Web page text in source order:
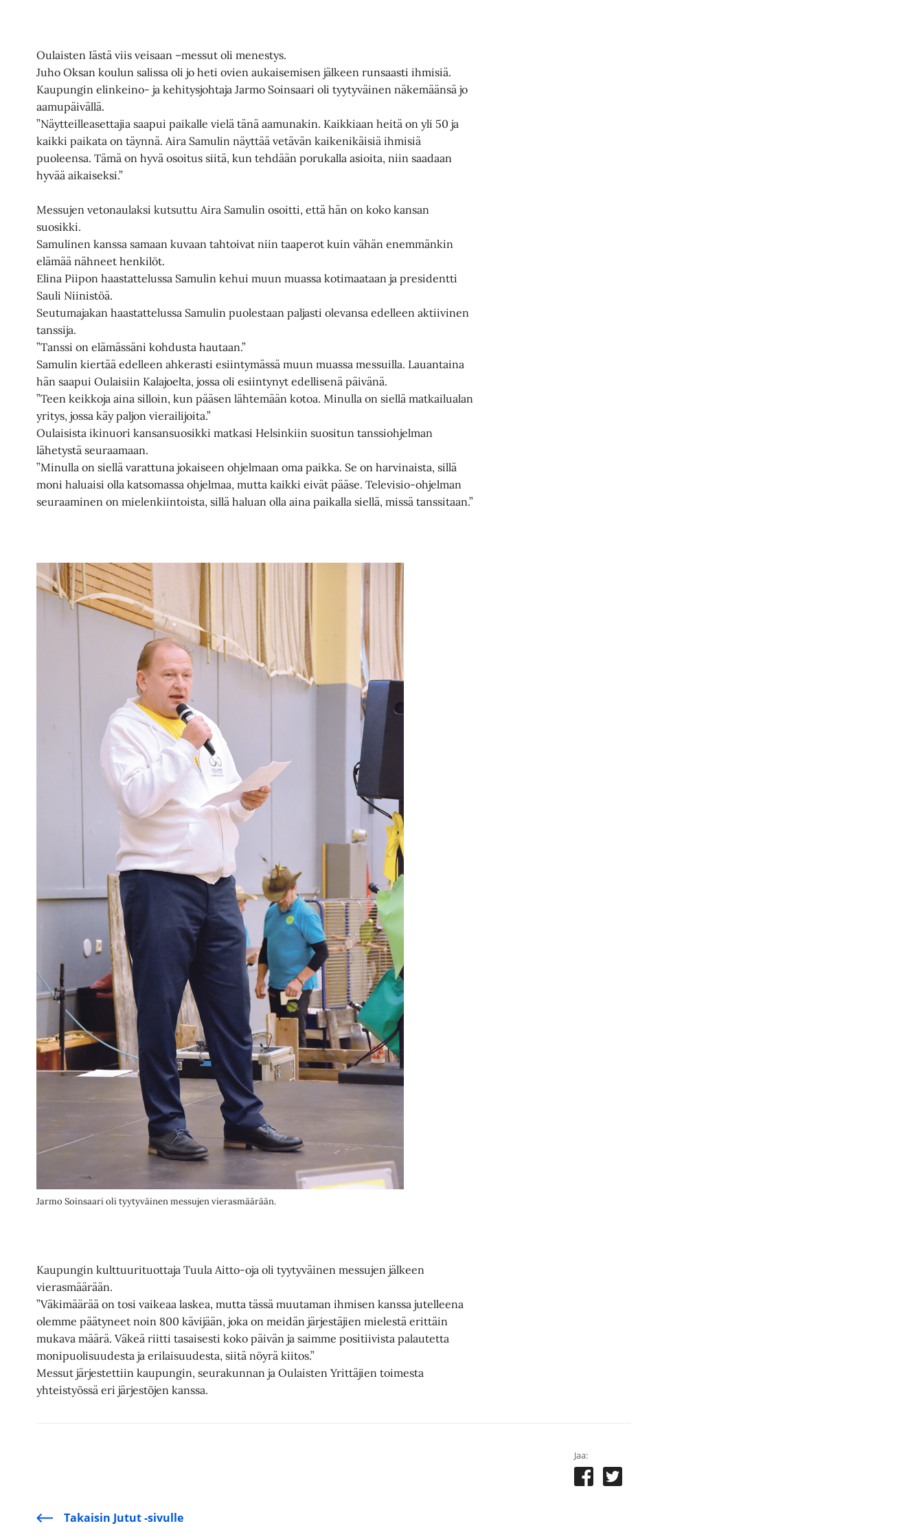
Oulaisten Iästä viis veisaan –messut oli menestys.
Juho Oksan koulun salissa oli jo heti ovien aukaisemisen jälkeen runsaasti ihmisiä.
Kaupungin elinkeino- ja kehitysjohtaja Jarmo Soinsaari oli tyytyväinen näkemäänsä jo
aamupäivällä.
”Näytteilleasettajia saapui paikalle vielä tänä aamunakin. Kaikkiaan heitä on yli 50 ja
kaikki paikata on täynnä. Aira Samulin näyttää vetävän kaikenikäisiä ihmisiä
puoleensa. Tämä on hyvä osoitus siitä, kun tehdään porukalla asioita, niin saadaan
hyvää aikaiseksi.”
Messujen vetonaulaksi kutsuttu Aira Samulin osoitti, että hän on koko kansan
suosikki.
Samulinen kanssa samaan kuvaan tahtoivat niin taaperot kuin vähän enemmänkin
elämää nähneet henkilöt.
Elina Piipon haastattelussa Samulin kehui muun muassa kotimaataan ja presidentti
Sauli Niinistöä.
Seutumajakan haastattelussa Samulin puolestaan paljasti olevansa edelleen aktiivinen
tanssija.
”Tanssi on elämässäni kohdusta hautaan.”
Samulin kiertää edelleen ahkerasti esiintymässä muun muassa messuilla. Lauantaina
hän saapui Oulaisiin Kalajoelta, jossa oli esiintynyt edellisenä päivänä.
”Teen keikkoja aina silloin, kun pääsen lähtemään kotoa. Minulla on siellä matkailualan
yritys, jossa käy paljon vierailijoita.”
Oulaisista ikinuori kansansuosikki matkasi Helsinkiin suositun tanssiohjelman
lähetystä seuraamaan.
”Minulla on siellä varattuna jokaiseen ohjelmaan oma paikka. Se on harvinaista, sillä
moni haluaisi olla katsomassa ohjelmaa, mutta kaikki eivät pääse. Televisio-ohjelman
seuraaminen on mielenkiintoista, sillä haluan olla aina paikalla siellä, missä tanssitaan.”
Jarmo Soinsaari oli tyytyväinen messujen vierasmäärään.
Kaupungin kulttuurituottaja Tuula Aitto-oja oli tyytyväinen messujen jälkeen
vierasmäärään.
”Väkimäärää on tosi vaikeaa laskea, mutta tässä muutaman ihmisen kanssa jutelleena
olemme päätyneet noin 800 kävijään, joka on meidän järjestäjien mielestä erittäin
mukava määrä. Väkeä riitti tasaisesti koko päivän ja saimme positiivista palautetta
monipuolisuudesta ja erilaisuudesta, siitä nöyrä kiitos.”
Messut järjestettiin kaupungin, seurakunnan ja Oulaisten Yrittäjien toimesta
yhteistyössä eri järjestöjen kanssa.
Jaa:
Takaisin Jutut -sivulle